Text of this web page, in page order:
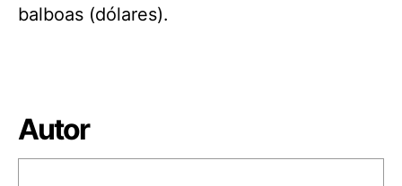
balboas (dólares).
Autor